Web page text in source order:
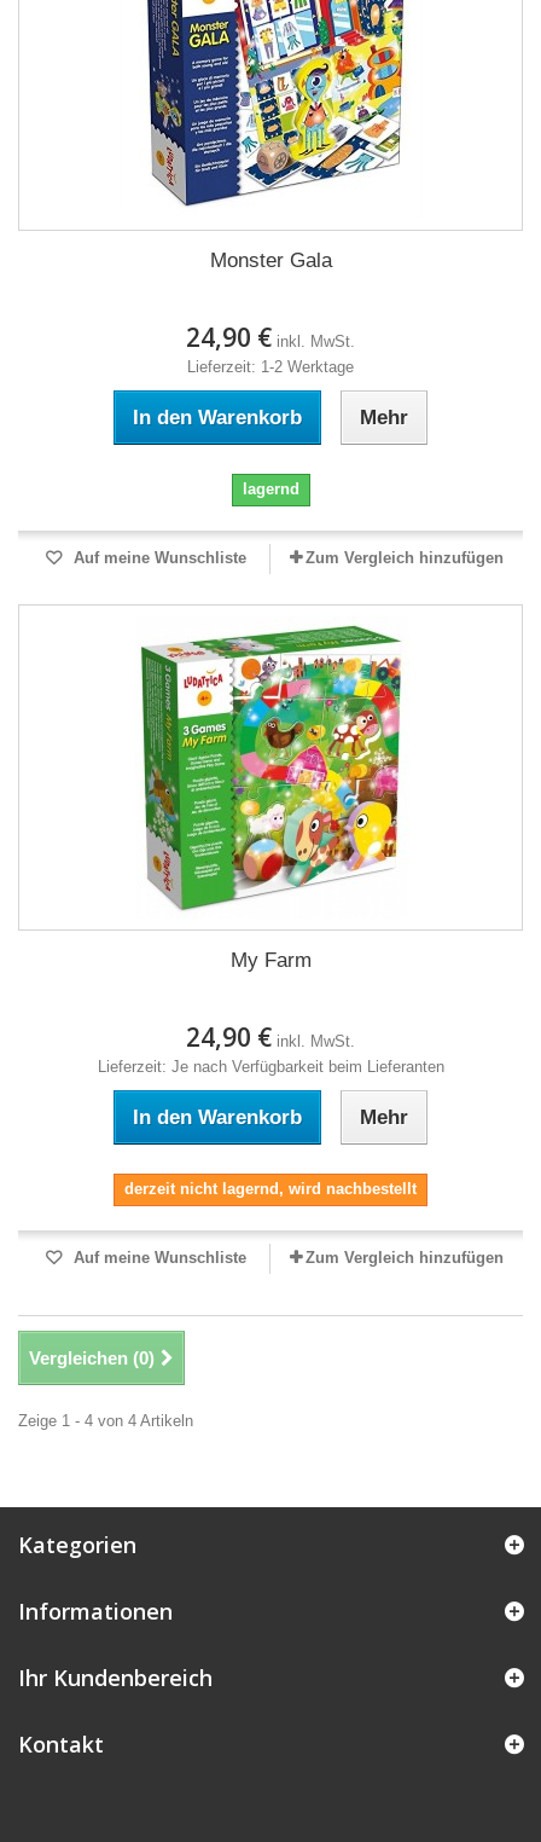
Monster Gala
24,90 € inkl. MwSt.
Lieferzeit: 1-2 Werktage
In den Warenkorb Mehr
lagernd
Auf meine Wunschliste Zum Vergleich hinzufügen
My Farm
24,90 € inkl. MwSt.
Lieferzeit: Je nach Verfügbarkeit beim Lieferanten
In den Warenkorb Mehr
derzeit nicht lagernd, wird nachbestellt
Auf meine Wunschliste Zum Vergleich hinzufügen
Vergleichen (0)
Zeige 1 - 4 von 4 Artikeln
Kategorien
Informationen
Ihr Kundenbereich
Kontakt